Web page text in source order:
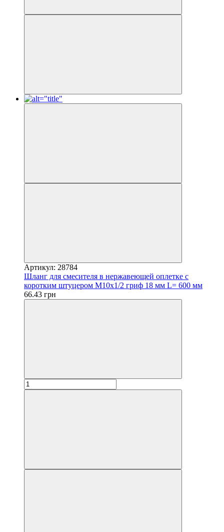
Артикул: 28784
Шланг для смесителя в нержавеющей оплетке с
коротким штуцером М10х1/2 гриф 18 мм L= 600 мм
66.43 грн